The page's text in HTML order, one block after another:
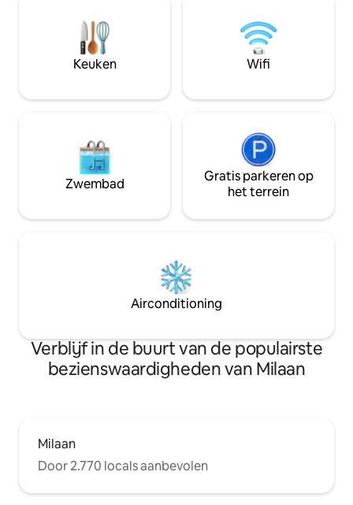
slechts 2 minuten lopen van station
Cadorna, met de Duomo en het Sforza-
kasteel in de buurt. Geniet van een
probleemloze zelfincheckprocedure
stedentripje.
strategische
ervaren als een
van Milaan zoals
meegemaakt!
Keuken Wifi
Zwembad
Gratis parkeren op
het terrein
Airconditioning
Verblijf in de buurt van de populairste
bezienswaardigheden van Milaan
Milaan
Door 2.770 locals aanbevolen